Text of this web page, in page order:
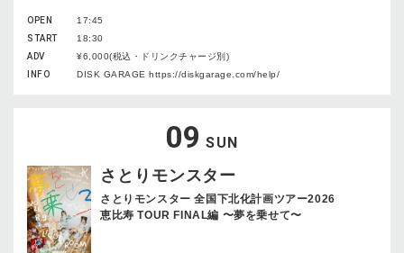
OPEN
17:45
START
18:30
ADV
¥6,000(税込・ドリンクチャージ別)
INFO
DISK GARAGE https://diskgarage.com/help/
09 SUN
さとりモンスター
さとりモンスター 全国下北化計画ツアー2026
恵比寿 TOUR FINAL編 〜夢を乗せて〜